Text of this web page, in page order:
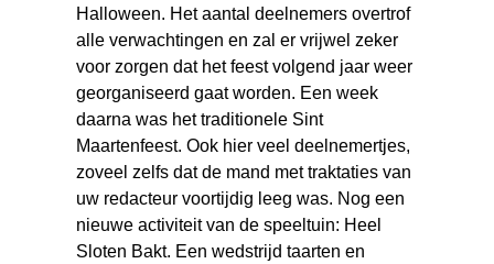
Halloween. Het aantal deelnemers overtrof
alle verwachtingen en zal er vrijwel zeker
voor zorgen dat het feest volgend jaar weer
georganiseerd gaat worden. Een week
daarna was het traditionele Sint
Maartenfeest. Ook hier veel deelnemertjes,
zoveel zelfs dat de mand met traktaties van
uw redacteur voortijdig leeg was. Nog een
nieuwe activiteit van de speeltuin: Heel
Sloten Bakt. Een wedstrijd taarten en